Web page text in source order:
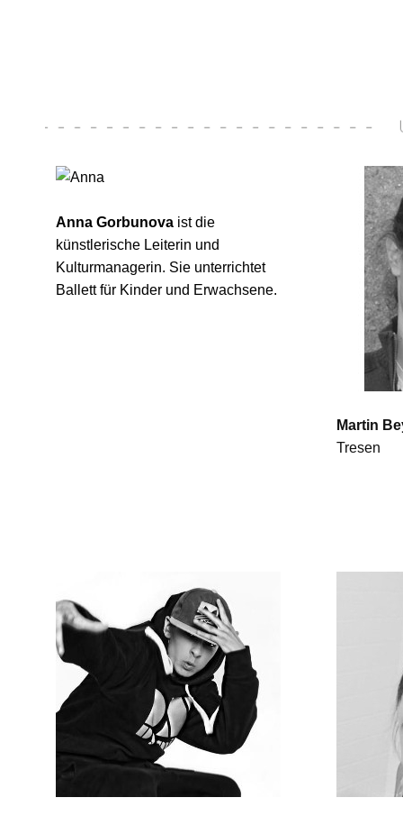
Anna Gorbunova ist die
künstlerische Leiterin und
Kulturmanagerin. Sie unterrichtet
Ballett für Kinder und Erwachsene.
Martin
Tresen